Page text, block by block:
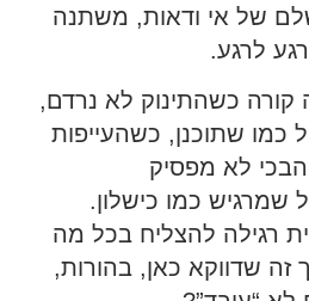
של אי ודאות, משתנה
לרגע.
קורה כשהתינוק לא נרדם,
כמו שתוכנן, כשהעייפות
לא מפסיק
שמרגיש כמו כישלון.
רגילה להצליח בכל מה
זה שדווקא כאן, בהורות,